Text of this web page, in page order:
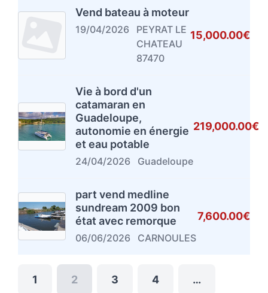
Vend bateau à moteur
19/04/2026
PEYRAT LE
CHATEAU
87470
15,000.00€
Vie à bord d'un
catamaran en
Guadeloupe,
autonomie en énergie
et eau potable
24/04/2026 Guadeloupe
219,000.00€
part vend medline
sundream 2009 bon
état avec remorque
06/06/2026 CARNOULES
7,600.00€
1 2 3 4 …